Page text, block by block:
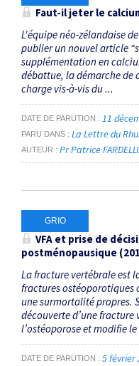
Faut-il jeter le
L'équipe néo-zélandaise
publier un nouvel article
supplémentation en
débattue, la démarche de
charge vis-à-vis du ...
DATE DE PARUTION 11
PARU DANS La Lettre du
AUTEUR Pr Patrice
GRIO
VFA et prise de
postménopausique
La fracture vertébrale est
fractures
une surmortalité propres.
découverte d’une
l’ostéoporose et modifie le
DATE DE PARUTION 5 février